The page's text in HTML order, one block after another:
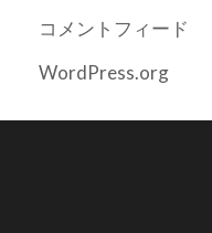
コメントフィード
WordPress.org